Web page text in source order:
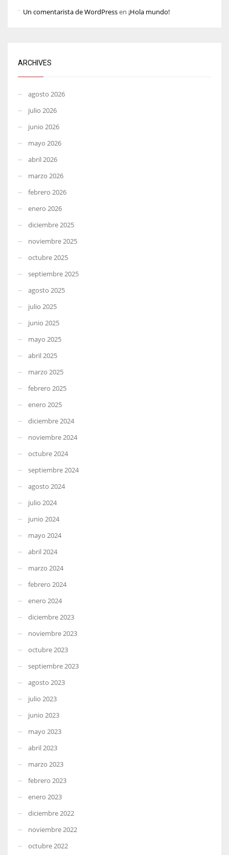
Un comentarista de WordPressen ¡Hola mundo!
ARCHIVES
agosto 2026
julio 2026
junio 2026
mayo 2026
abril 2026
marzo 2026
febrero 2026
enero 2026
diciembre 2025
noviembre 2025
octubre 2025
septiembre 2025
agosto 2025
julio 2025
junio 2025
mayo 2025
abril 2025
marzo 2025
febrero 2025
enero 2025
diciembre 2024
noviembre 2024
octubre 2024
septiembre 2024
agosto 2024
julio 2024
junio 2024
mayo 2024
abril 2024
marzo 2024
febrero 2024
enero 2024
diciembre 2023
noviembre 2023
octubre 2023
septiembre 2023
agosto 2023
julio 2023
junio 2023
mayo 2023
abril 2023
marzo 2023
febrero 2023
enero 2023
diciembre 2022
noviembre 2022
octubre 2022